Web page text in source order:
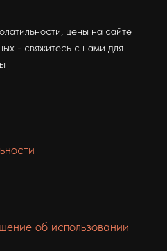
цены на сайте
- свяжитесь с нами для
об использовании